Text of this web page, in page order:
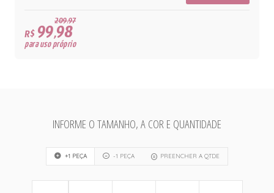
209,97
R$99,98
para uso próprio
INFORME O TAMANHO, A COR E QUANTIDADE
+1 PEÇA -1 PEÇA PREENCHER A QTDE